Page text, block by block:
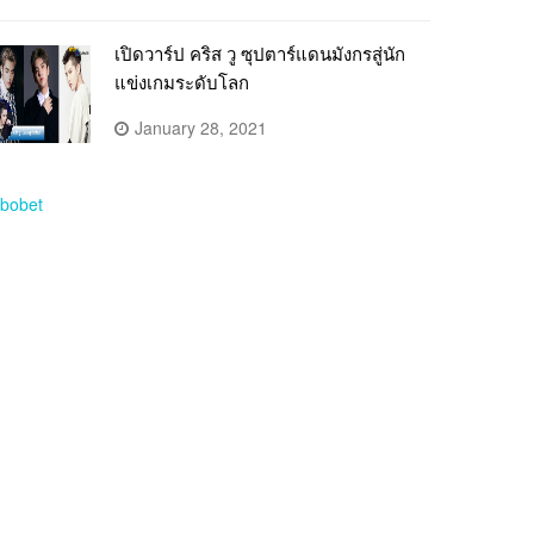
เปิดวาร์ป คริส วู ซุปตาร์แดนมังกรสู่นัก
แข่งเกมระดับโลก
January 28, 2021